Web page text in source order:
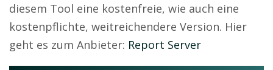
diesem Tool eine kostenfreie, wie auch eine
kostenpflichte, weitreichendere Version. Hier
geht es zum Anbieter: Report Server